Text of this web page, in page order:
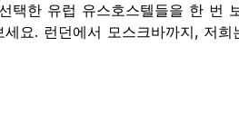
택한 유럽 유스호스텔들을 한 번
요. 런던에서 모스크바까지, 저